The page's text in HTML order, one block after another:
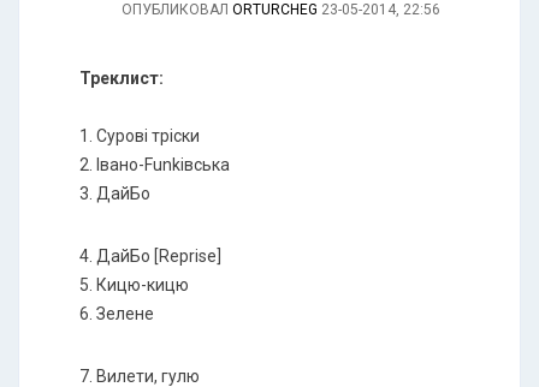
ОПУБЛИКОВАЛ ORTURCHEG 23-05-2014, 22:56
Треклист:
1. Сурові тріски
2. Івано-Funkівська
3. ДайБо
4. ДайБо [Reprise]
5. Кицю-кицю
6. Зелене
7. Вилети, гулю